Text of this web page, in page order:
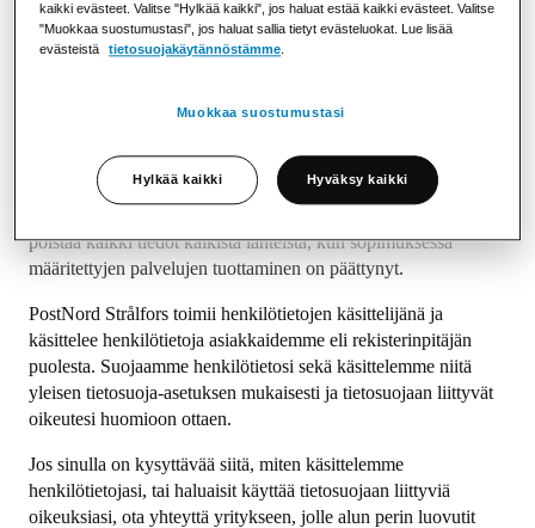
PostNord Strålfors käsittelee asiakkailtaan saamiaan
henkilötietoja voidakseen tarjota erityyppisiä fyysisiä ja
PostNord Strålfors on varmistanut, että tekniset ja
Säilytämme henkilötietoja asiakassopimuksen mukaisesti, ja
poistaa kaikki tiedot kaikista lähteistä, kun sopimuksessa
määritettyjen palvelujen tuottaminen on päättynyt.
PostNord Strålfors toimii henkilötietojen käsittelijänä ja
käsittelee henkilötietoja asiakkaidemme eli rekisterinpitäjän
puolesta. Suojaamme henkilötietosi sekä käsittelemme niitä
yleisen tietosuoja-asetuksen mukaisesti ja tietosuojaan liittyvät
oikeutesi huomioon ottaen.
Jos sinulla on kysyttävää siitä, miten käsittelemme
henkilötietojasi, tai haluaisit käyttää tietosuojaan liittyviä
oikeuksiasi, ota yhteyttä yritykseen, jolle alun perin luovutit
kaikki evästeet. Valitse "Hylkää kaikki", jos haluat estää kaikki evästeet. Valitse
"Muokkaa suostumustasi", jos haluat sallia tietyt evästeluokat. Lue lisää
evästeistä
tietosuojakäytännöstämme
Muokkaa suostumustasi
Hylkää kaikki Hyväksy kaikki